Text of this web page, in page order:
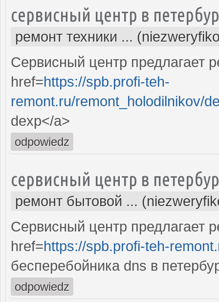
сервисный центр в
ремонт техники ...
Сервисный центр предлагает
href=https://spb.profi-teh-
remont.ru/remont_holodilnikov/
dexp</a>
odpowiedz
сервисный центр в
ремонт бытовой ...
Сервисный центр предлагает
href=https://spb.profi-teh-
бесперебойника dns в
odpowiedz